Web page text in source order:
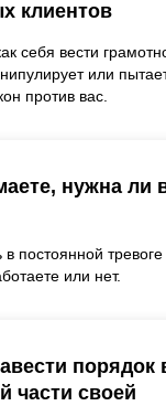
клиентов
себя вести
или
против вас.
нужна ли
постоянной тревоге
или нет.
порядок
части своей